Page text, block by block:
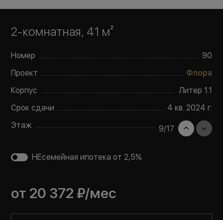
2-комнатная, 41 м²
Номер
90
Проект
Флора
Корпус
Литер 1.1
Срок сдачи
4 кв. 2024 г.
Этаж
9/17
НЕсемейная ипотека от 2,5%
от 20 372 ₽/мес